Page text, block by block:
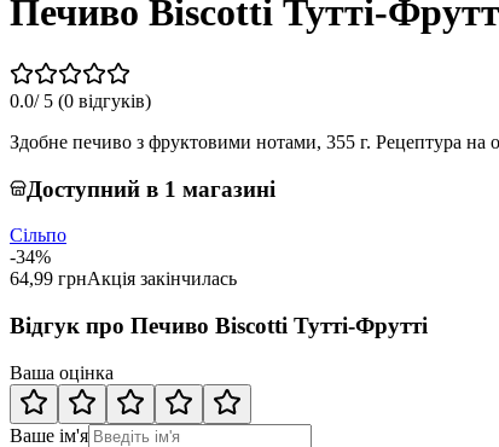
Печиво Biscotti Тутті-
0.0/ 5 (0 відгуків)
Здобне печиво з фруктовими нотами, 355 г. Рецептура на
Доступний в 1 магазині
Сільпо
-34%
64,99 грнАкція закінчилась
Відгук про Печиво Biscotti Тутті-Фрутті
Ваша оцінка
Ваше ім'я